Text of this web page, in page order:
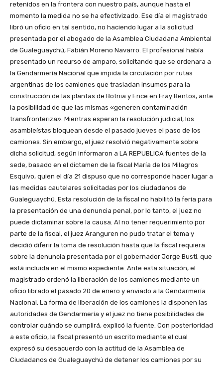
retenidos en la frontera con nuestro país, aunque hasta el
momento la medida no se ha efectivizado. Ese día el magistrado
libró un oficio en tal sentido, no haciendo lugar a la solicitud
presentada por el abogado de la Asamblea Ciudadana Ambiental
de Gualeguaychú, Fabián Moreno Navarro. El profesional había
presentado un recurso de amparo, solicitando que se ordenara a
la Gendarmería Nacional que impida la circulación por rutas
argentinas de los camiones que trasladan insumos para la
construcción de las plantas de Botnia y Ence en Fray Bentos, ante
la posibilidad de que las mismas «generen contaminación
transfronteriza». Mientras esperan la resolución judicial, los
asambleístas bloquean desde el pasado jueves el paso de los
camiones. Sin embargo, el juez resolvió negativamente sobre
dicha solicitud, según informaron a LA REPUBLICA fuentes de la
sede, basado en el dictamen de la fiscal María de los Milagros
Esquivo, quien el día 21 dispuso que no corresponde hacer lugar a
las medidas cautelares solicitadas por los ciudadanos de
Gualeguaychú. Esta resolución de la fiscal no habilitó la feria para
la presentación de una denuncia penal, por lo tanto, el juez no
puede dictaminar sobre la causa. Al no tener requerimiento por
parte de la fiscal, el juez Aranguren no pudo tratar el tema y
decidió diferir la toma de resolución hasta que la fiscal requiera
sobre la denuncia presentada por el gobernador Jorge Busti, que
está incluida en el mismo expediente. Ante esta situación, el
magistrado ordenó la liberación de los camiones mediante un
oficio librado el pasado 20 de enero y enviado a la Gendarmería
Nacional. La forma de liberación de los camiones la disponen las
autoridades de Gendarmería y el juez no tiene posibilidades de
controlar cuándo se cumplirá, explicó la fuente. Con posterioridad
a este oficio, la fiscal presentó un escrito mediante el cual
expresó su desacuerdo con la actitud de la Asamblea de
Ciudadanos de Gualeguaychú de detener los camiones por su